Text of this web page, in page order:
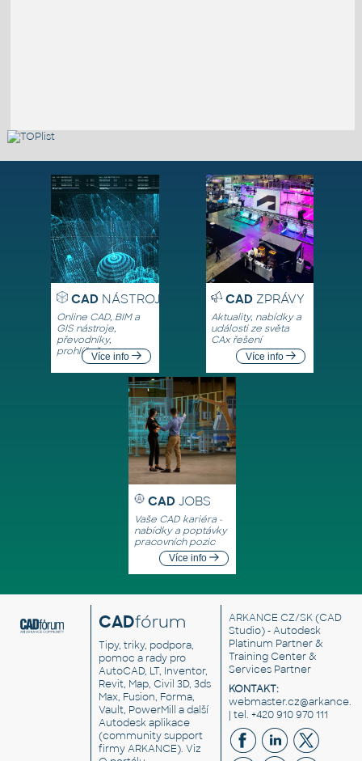
CADNÁSTROJE
Online CAD, BIM a
GIS nástroje,
převodníky,
prohlížečeVíce info
CADZPRÁVY
Aktuality, nabídky a
události ze světa
CAx řešení
Více info
CAD JOBS
Vaše CAD kariéra -
nabídky a poptávky
pracovních pozic
Více info
CADfórum
Tipy, triky, podpora,
pomoc a rady pro
AutoCAD, LT, Inventor,
Revit, Map, Civil 3D, 3ds
Max, Fusion, Forma,
Vault, PowerMill a další
Autodesk aplikace
(community support
firmy ARKANCE). Viz
ARKANCE CZ/SK(CAD
Studio) - Autodesk
Platinum Partner &
Training Center &
Services Partner
KONTAKT:
| tel. +420 910 970 111